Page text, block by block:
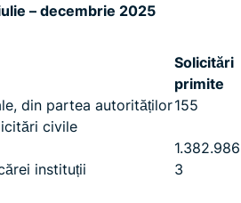
– decembrie 2025
Solicitări
primite
din partea autorităților
civile
155
1.382.986
instituții
3